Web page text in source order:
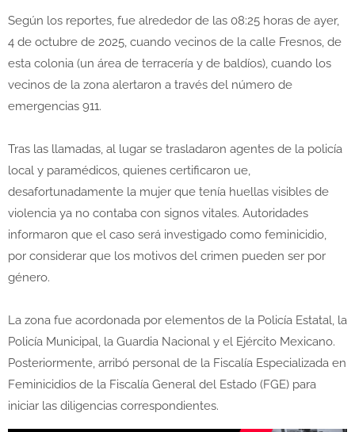
Según los reportes, fue alrededor de las 08:25 horas de ayer,
4 de octubre de 2025, cuando vecinos de la calle Fresnos, de
esta colonia (un área de terracería y de baldíos), cuando los
vecinos de la zona alertaron a través del número de
emergencias 911.
Tras las llamadas, al lugar se trasladaron agentes de la policía
local y paramédicos, quienes certificaron ue,
desafortunadamente la mujer que tenía huellas visibles de
violencia ya no contaba con signos vitales. Autoridades
informaron que el caso será investigado como feminicidio,
por considerar que los motivos del crimen pueden ser por
género.
La zona fue acordonada por elementos de la Policía Estatal, la
Policía Municipal, la Guardia Nacional y el Ejército Mexicano.
Posteriormente, arribó personal de la Fiscalía Especializada en
Feminicidios de la Fiscalía General del Estado (FGE) para
iniciar las diligencias correspondientes.